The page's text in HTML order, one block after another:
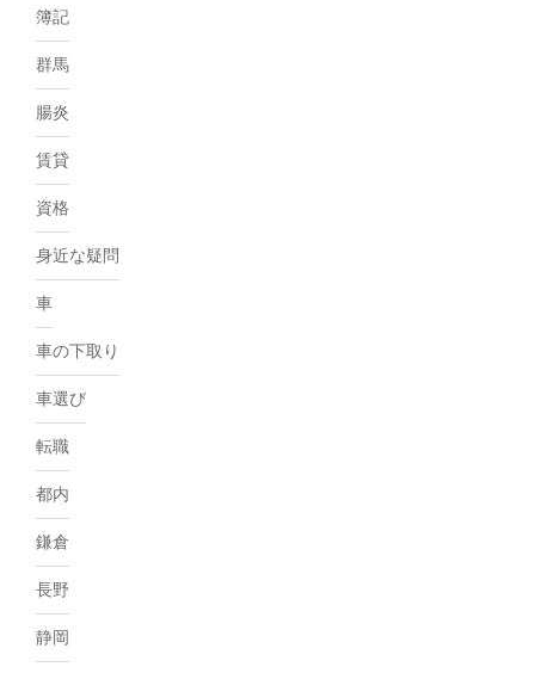
簿記
群馬
腸炎
賃貸
資格
身近な疑問
車
車の下取り
車選び
転職
都内
鎌倉
長野
静岡